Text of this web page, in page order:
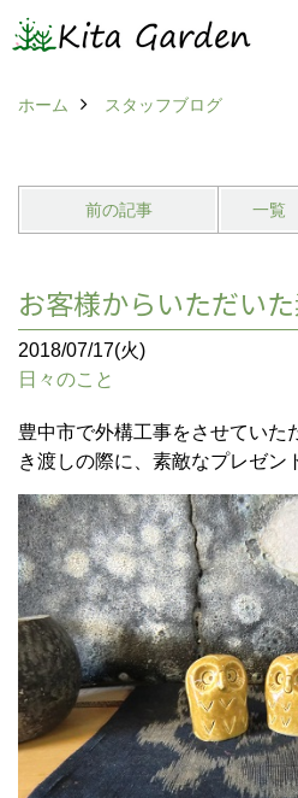
ホーム スタッフブログ
前の記事 一覧
お客様からいただい
2018/07/17(火)
日々のこと
豊中市で外構工事をさせていた
き渡しの際に、素敵なプレゼン